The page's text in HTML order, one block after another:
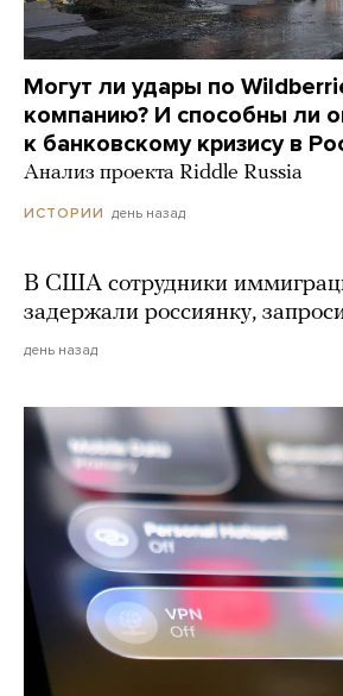
Могут ли удары по
компанию? И способны ли
к банковскому кризису в
Анализ проекта Riddle Russia
ИСТОРИИ день назад
В США сотрудники
задержали россиянку,
день назад